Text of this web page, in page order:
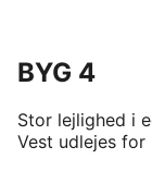
BYG 4
Stor lejlighed i
Vest udlejes